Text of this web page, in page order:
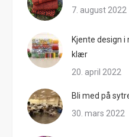
7. august 2022
Kjente design
klær
20. april 2022
Bli med på
30. mars 2022